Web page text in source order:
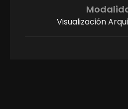
Visualización